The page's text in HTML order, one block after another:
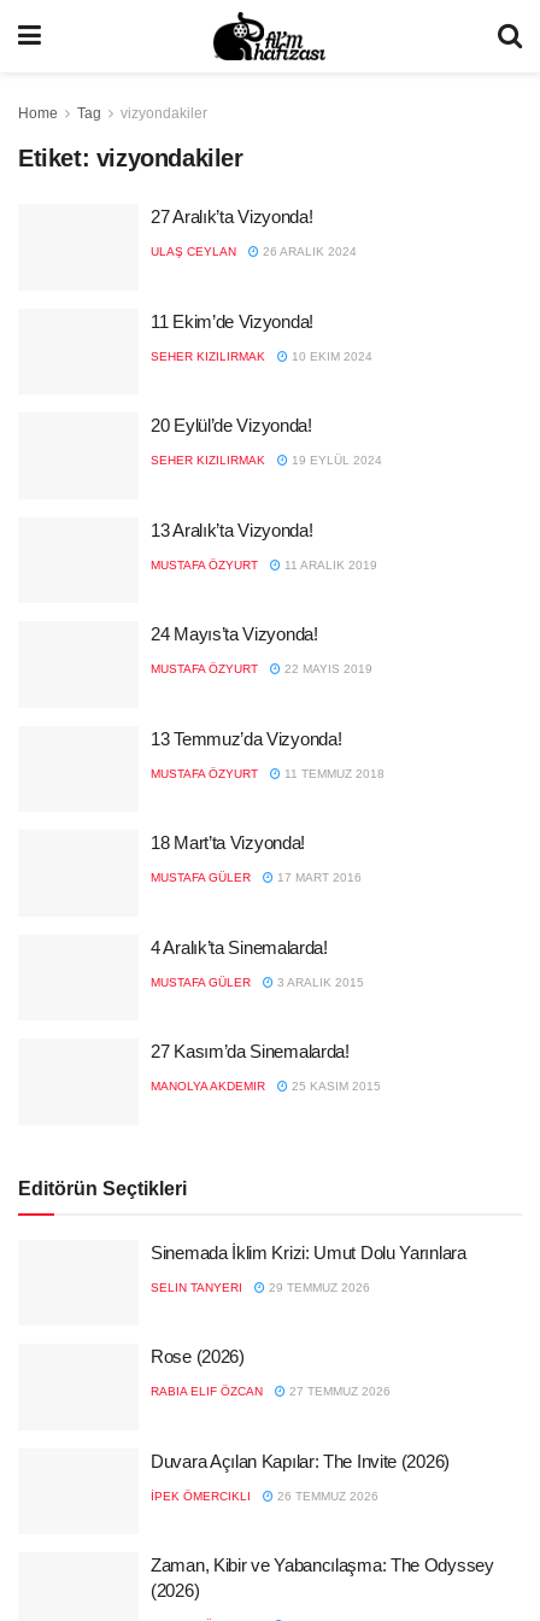
Home Tag vizyondakiler
Etiket: vizyondakiler
27 Aralık’ta Vizyonda!
ULAŞ CEYLAN 26 ARALIK 2024
11 Ekim’de Vizyonda!
SEHER KIZILIRMAK 10 EKIM 2024
20 Eylül’de Vizyonda!
SEHER KIZILIRMAK 19 EYLÜL 2024
13 Aralık’ta Vizyonda!
MUSTAFA ÖZYURT 11 ARALIK 2019
24 Mayıs’ta Vizyonda!
MUSTAFA ÖZYURT 22 MAYIS 2019
13 Temmuz’da Vizyonda!
MUSTAFA ÖZYURT 11 TEMMUZ 2018
18 Mart’ta Vizyonda!
MUSTAFA GÜLER 17 MART 2016
4 Aralık’ta Sinemalarda!
MUSTAFA GÜLER 3 ARALIK 2015
27 Kasım’da Sinemalarda!
MANOLYA AKDEMIR 25 KASIM 2015
Editörün Seçtikleri
Sinemada İklim Krizi: Umut Dolu Yarınlara
SELIN TANYERI 29 TEMMUZ 2026
Rose (2026)
RABIA ELIF ÖZCAN 27 TEMMUZ 2026
Duvara Açılan Kapılar: The Invite (2026)
İPEK ÖMERCIKLI 26 TEMMUZ 2026
Zaman, Kibir ve Yabancılaşma: The Odyssey
(2026)